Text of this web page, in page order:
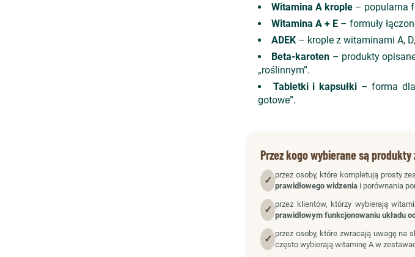
Witamina A krople – popularna
Witamina A + E – formuły
ADEK – krople z witaminami A,
Beta-karoten – produkty
„roślinnym”.
Tabletki i kapsułki – forma
gotowe”.
Przez kogo wybierane są
✓ przez osoby, które kompletują prosty
prawidłowego widzenia i porównania
✓ przez klientów, którzy wybierają
prawidłowym funkcjonowaniu układu
✓ przez osoby, które zwracają uwagę na
często wybierają witaminę A w